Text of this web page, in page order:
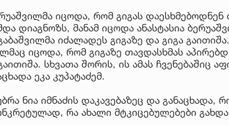
იცოდა, რომ გიგას
დიაგნოზს, მანამ იცოდა ანასტასია
იძალადეს გიგაზე და გიგა
იცოდა, რომ გიგაზე თავდასხმას
სხვათა შორის, ის ამას ჩვენებაშიც
ეკა კუპატაძემ.
ნია იმნაძის დაკავებაზეც და განაცხადა,
რა ახალი მტკიცებულებები გახდა